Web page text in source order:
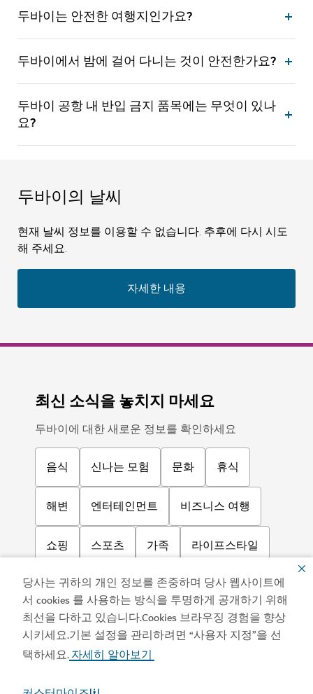
당사는 귀하의 개인 정보를 존중하며 당사 웹사이트에
서 cookies 를 사용하는 방식을 투명하게 공개하기 위해
최선을 다하고 있습니다.Cookies 브라우징 경험을 향상
시키세요.기본 설정을 관리하려면 “사용자 지정”을 선
택하세요.자세히 알아보기
두바이는 안전한 여행지인가요?
두바이에서 밤에 걸어 다니는 것이 안전한가요?
두바이 공항 내 반입 금지 품목에는 무엇이 있나
요?
두바이의 날씨
현재 날씨 정보를 이용할 수 없습니다. 추후에 다시 시도
해 주세요.
자세한 내용
최신 소식을 놓치지 마세요
두바이에 대한 새로운 정보를 확인하세요
음식 신나는 모험 문화 휴식
해변 엔터테인먼트 비즈니스 여행
쇼핑 스포츠 가족 라이프스타일
문화예술 커뮤니티